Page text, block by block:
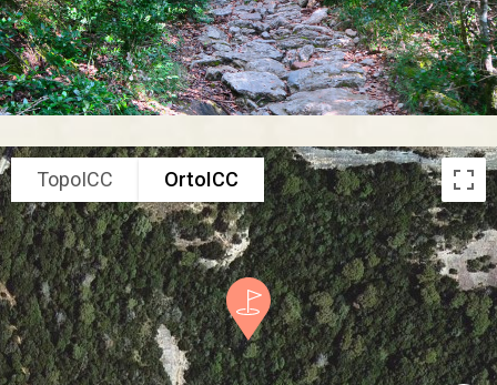
TopoICC OrtoICC